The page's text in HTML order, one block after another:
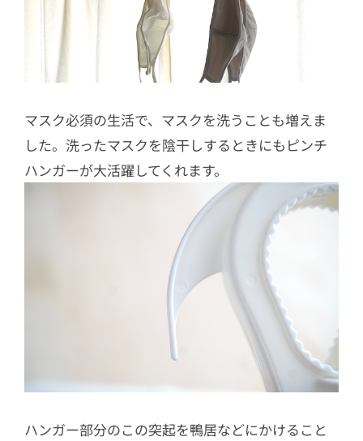
マスク必須の生活で、マスクを洗うことも増えま
した。洗ったマスクを陰干しするときにもピンチ
ハンガーが大活躍してくれます。
ハンガー部分のこの突起を鴨居などにかけること